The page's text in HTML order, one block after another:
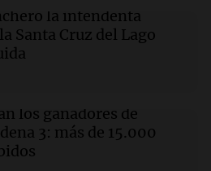
y se atrincheró
de hoy viernes 7 de
la intendenta
Santa Cruz del Lago
los ganadores de
3: más de 15.000